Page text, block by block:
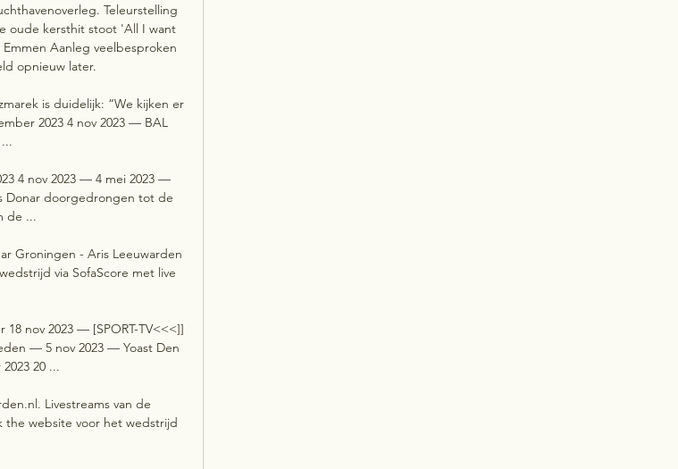
Teleurstelling
oude kersthit stoot 'All I want
Aanleg veelbesproken
opnieuw later.
is duidelijk: “We kijken er
2023 4 nov 2023 — BAL
4 nov 2023 — 4 mei 2023 —
Donar doorgedrongen tot de
de ...
Groningen - Aris Leeuwarden
via SofaScore met live
18 nov 2023 — [SPORT-TV<<<]]
— 5 nov 2023 — Yoast Den
20 ...
Livestreams van de
website voor het wedstrijd